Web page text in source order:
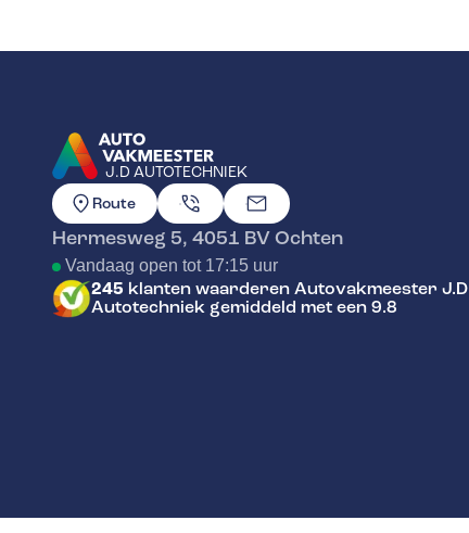
J.D AUTOTECHNIEK
GA NAAR DE HOMEPAGINA
Route
Hermesweg 5, 4051 BVOchten
Vandaag open tot 17:15 uur
245 klanten waarderen Autovakmeester J.D
Autotechniek gemiddeld met een 9.8